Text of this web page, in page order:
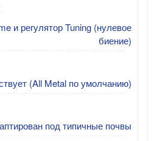
и регулятор Tuning (нулевое
биение)
(All Metal по умолчанию)
под типичные почвы